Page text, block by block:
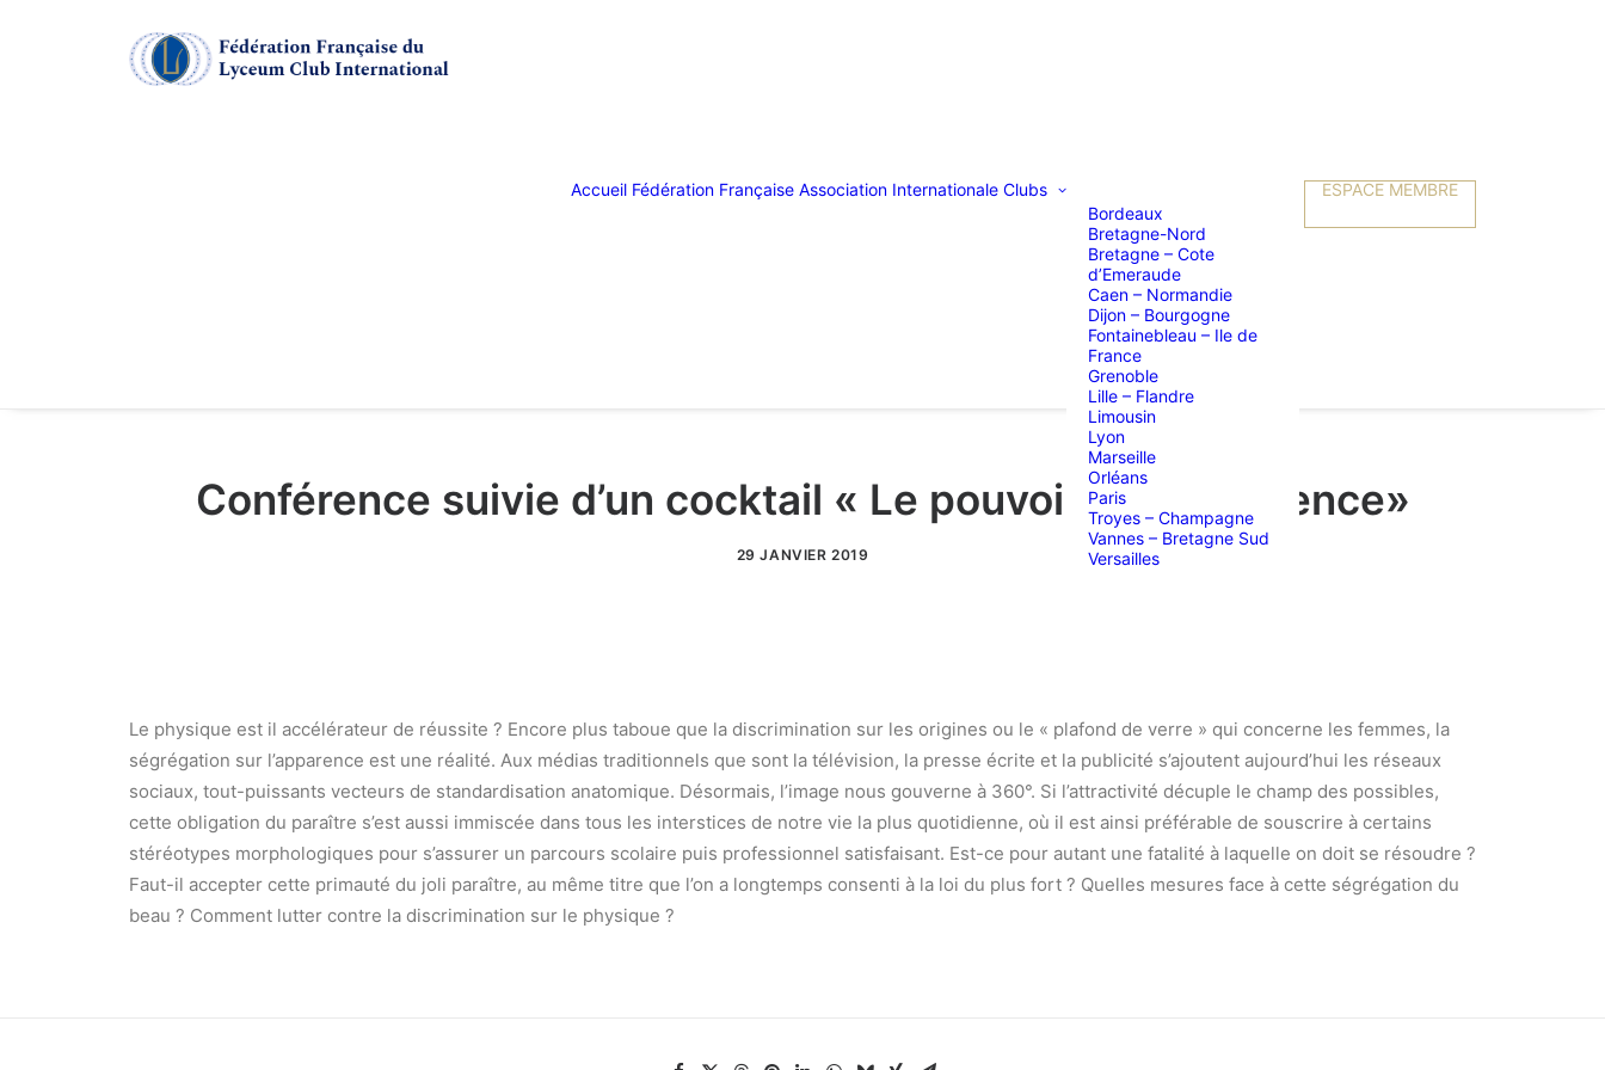
Accueil Fédération Française Association Internationale Clubs
Bordeaux
Bretagne-Nord
Bretagne – Cote
d’Emeraude
Caen – Normandie
Dijon – Bourgogne
Fontainebleau – Ile de
France
Grenoble
Lille – Flandre
Limousin
Lyon
Marseille
Orléans
Paris
Troyes – Champagne
Vannes – Bretagne Sud
Versailles
ESPACE MEMBRE
Conférence suivie d’un cocktail « Le pouvoir de l’apparence»
29 JANVIER 2019
Le physique est il accélérateur de réussite ? Encore plus taboue que la discrimination sur les origines ou le « plafond de verre » qui concerne les femmes, la
ségrégation sur l’apparence est une réalité. Aux médias traditionnels que sont la télévision, la presse écrite et la publicité s’ajoutent aujourd’hui les réseaux
sociaux, tout-puissants vecteurs de standardisation anatomique. Désormais, l’image nous gouverne à 360°. Si l’attractivité décuple le champ des possibles,
cette obligation du paraître s’est aussi immiscée dans tous les interstices de notre vie la plus quotidienne, où il est ainsi préférable de souscrire à certains
stéréotypes morphologiques pour s’assurer un parcours scolaire puis professionnel satisfaisant. Est-ce pour autant une fatalité à laquelle on doit se résoudre ?
Faut-il accepter cette primauté du joli paraître, au même titre que l’on a longtemps consenti à la loi du plus fort ? Quelles mesures face à cette ségrégation du
beau ? Comment lutter contre la discrimination sur le physique ?